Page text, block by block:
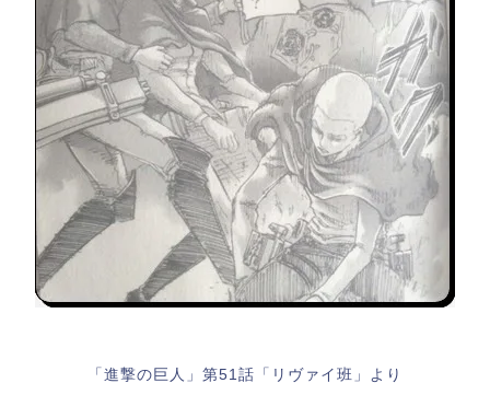
「進撃の巨人」第51話「リヴァイ班」より